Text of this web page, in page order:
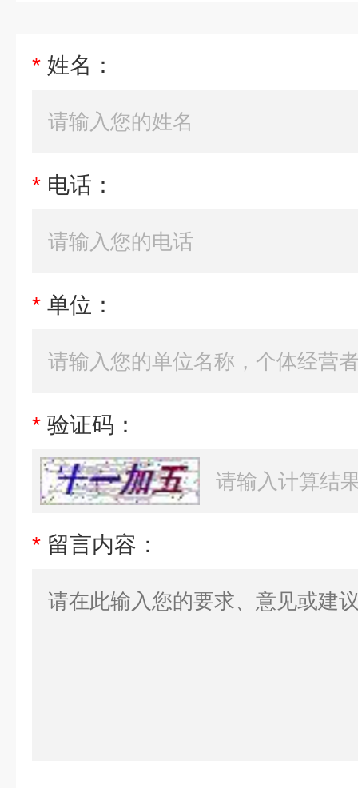
* 姓名：
* 电话：
* 单位：
* 验证码：
* 留言内容：